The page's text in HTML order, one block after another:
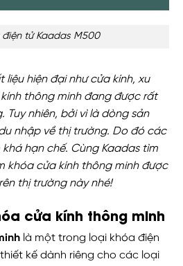
tử Kaadas M500
hiện đại như cửa kính, xu
thông minh đang được rất
Tuy nhiên, bởi vì là dòng sản
nhập về thị trường. Do đó các
hạn chế. Cùng Kaadas tìm
khóa cửa kính thông minh được
thị trường này nhé!
cửa kính thông minh
là một trong loại khóa điện
kế dành riêng cho các loại